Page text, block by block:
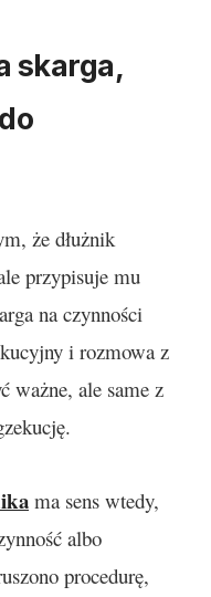
skarga,
że dłużnik
przypisuje mu
na czynności
i rozmowa z
ważne, ale same z
ma sens wtedy,
albo
procedurę,